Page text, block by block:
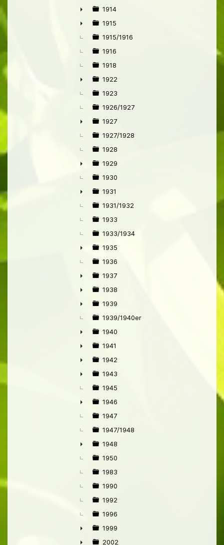
►
►
1914
►
1915
1915/1916
1916
1918
►
1922
1923
1926/1927
►
1927
1927/1928
1928
►
1929
1930
►
1931
1931/1932
1933
1933/1934
►
1935
1936
►
1937
►
1938
►
1939
1939/1940er
►
1940
►
1941
►
1942
►
1943
1945
►
1946
1947
1947/1948
►
1948
1950
1983
1990
1992
1996
►
1999
2002